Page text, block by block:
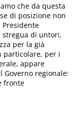
che da questa
di posizione non
stregua di untori,
per la già
particolare, per i
appare
Governo regionale:
fronte